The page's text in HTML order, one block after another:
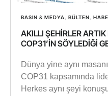
BASIN & MEDYA BÜLTEN
AKILLI ŞEHİRLER
COP31’İN SÖYLEDİĞİ
Dünya yine aynı
COP31 kapsamında
Herkes aynı şeyi